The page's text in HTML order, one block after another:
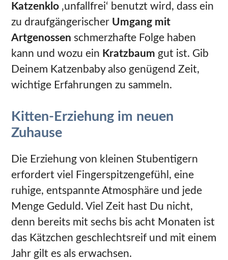
Katzenklo ‚unfallfrei‘ benutzt wird, dass ein
zu draufgängerischer Umgang mit
Artgenossen schmerzhafte Folge haben
kann und wozu ein Kratzbaum gut ist. Gib
Deinem Katzenbaby also genügend Zeit,
wichtige Erfahrungen zu sammeln.
Kitten-Erziehung im neuen
Zuhause
Die Erziehung von kleinen Stubentigern
erfordert viel Fingerspitzengefühl, eine
ruhige, entspannte Atmosphäre und jede
Menge Geduld. Viel Zeit hast Du nicht,
denn bereits mit sechs bis acht Monaten ist
das Kätzchen geschlechtsreif und mit einem
Jahr gilt es als erwachsen.